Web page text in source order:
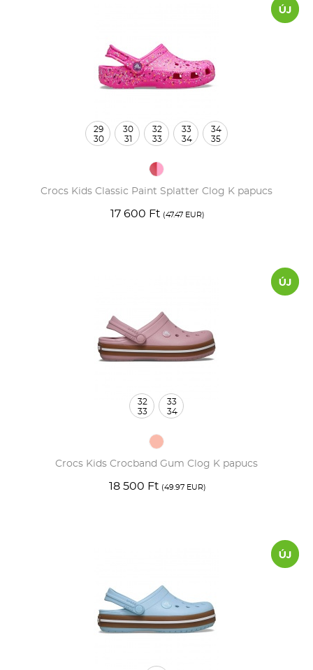
Crocs Kids Classic Paint Splatter Clog K papucs
17 600 Ft (47.47 EUR)
29
30
30
31
32
33
33
34
34
35
Crocs Kids Crocband Gum Clog K papucs
18 500 Ft (49.97 EUR)
32
33
33
34